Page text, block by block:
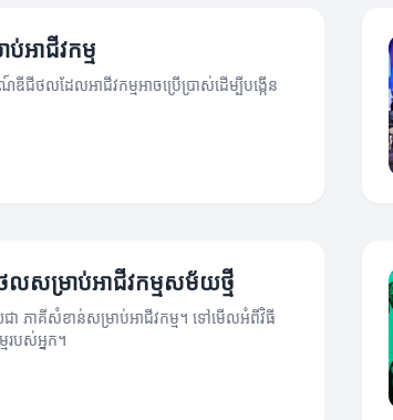
ាជីវកម្ម
ឌីជីថលដែលអាជីវកម្មអាចប្រើប្រាស់ដើម្បីបង្កើន
លសម្រាប់អាជីវកម្មសម័យថ្មី
ជា ភាគីសំខាន់សម្រាប់អាជីវកម្ម។ ទៅមើលអំពីវិធី
មរបស់អ្នក។